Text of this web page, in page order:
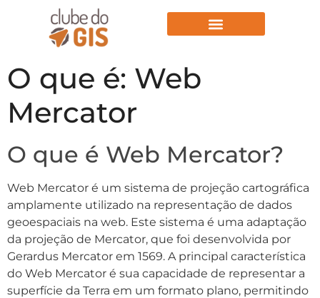
O que é: Web
Mercator
O que é Web Mercator?
Web Mercator é um sistema de projeção cartográfica
amplamente utilizado na representação de dados
geoespaciais na web. Este sistema é uma adaptação
da projeção de Mercator, que foi desenvolvida por
Gerardus Mercator em 1569. A principal característica
do Web Mercator é sua capacidade de representar a
superfície da Terra em um formato plano, permitindo